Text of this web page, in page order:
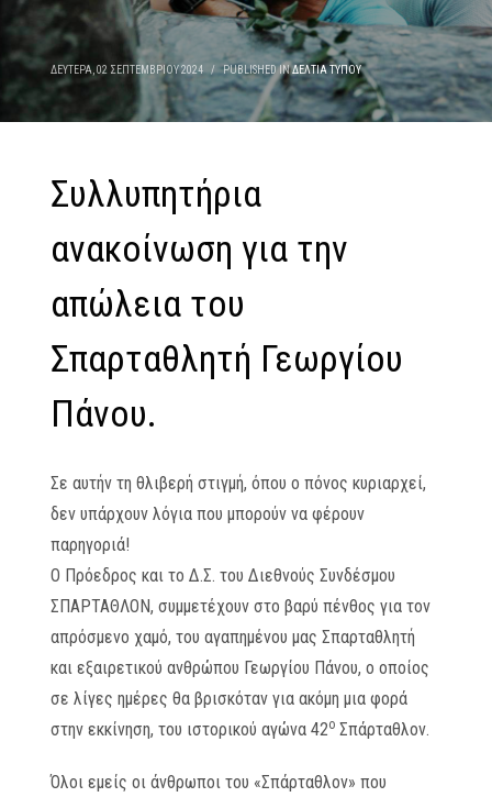
ΔΕΥΤΈΡΑ, 02 ΣΕΠΤΕΜΒΡΊΟΥ 2024 / PUBLISHED INΔΕΛΤΊΑ ΤΎΠΟΥ
Συλλυπητήρια
ανακοίνωση για την
απώλεια του
Σπαρταθλητή Γεωργίου
Πάνου.
Σε αυτήν τη θλιβερή στιγμή, όπου ο πόνος κυριαρχεί,
δεν υπάρχουν λόγια που μπορούν να φέρουν
παρηγοριά!
Ο Πρόεδρος και το Δ.Σ. του Διεθνούς Συνδέσμου
ΣΠΑΡΤΑΘΛΟΝ, συμμετέχουν στο βαρύ πένθος για τον
απρόσμενο χαμό, του αγαπημένου μας Σπαρταθλητή
και εξαιρετικού ανθρώπου Γεωργίου Πάνου, ο οποίος
σε λίγες ημέρες θα βρισκόταν για ακόμη μια φορά
στην εκκίνηση, του ιστορικού αγώνα 42ο Σπάρταθλον.
Όλοι εμείς οι άνθρωποι του «Σπάρταθλον» που